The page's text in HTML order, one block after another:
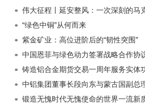
“绿色中铜”从何而来
紫金矿业：高位进阶后的“韧性突围”
中国恩菲与绿色动力签署战略合作协
铸造铝合金期货交易一周年服务实体